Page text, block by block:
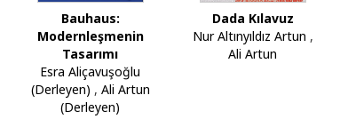
Bauhaus:
Modernleşmenin
Tasarımı
Esra Aliçavuşoğlu
(Derleyen) , Ali Artun
(Derleyen)
Dada Kılavuz
Nur Altınyıldız Artun ,
Ali Artun